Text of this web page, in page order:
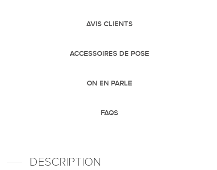
AVIS CLIENTS
ACCESSOIRES DE POSE
ON EN PARLE
FAQS
DESCRIPTION